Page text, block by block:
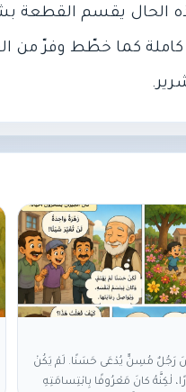
الحال يقسم القطعة
كما خطّط وفرّ من
رَجُلٌ مُسِنٌّ يُدْعَى حَسَنًا. لَمْ يَكُنْ
لٰكِنَّهُ كانَ مَعْرُوفًا بِابْتِسامَتِهِ